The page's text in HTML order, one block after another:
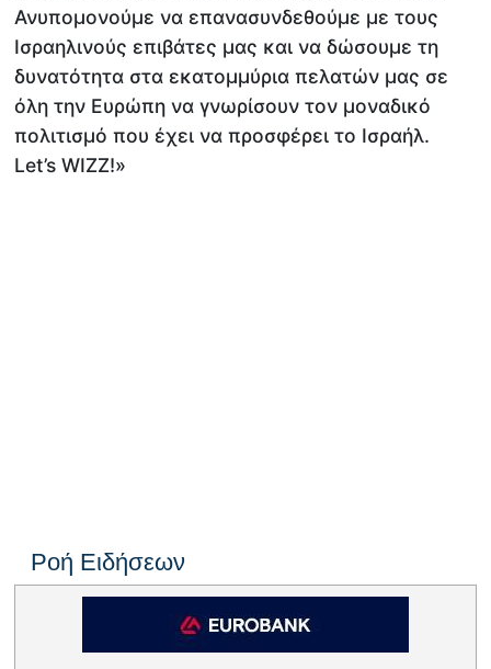
Ανυπομονούμε να επανασυνδεθούμε με τους
Ισραηλινούς επιβάτες μας και να δώσουμε τη
δυνατότητα στα εκατομμύρια πελατών μας σε
όλη την Ευρώπη να γνωρίσουν τον μοναδικό
πολιτισμό που έχει να προσφέρει το Ισραήλ.
Let’s WIZZ!»
Ροή Ειδήσεων